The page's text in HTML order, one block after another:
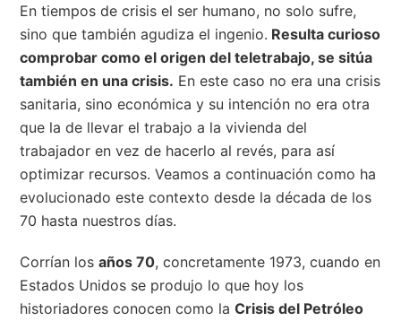
En tiempos de crisis el ser humano, no solo sufre,
sino que también agudiza el ingenio. Resulta curioso
comprobar como el origen del teletrabajo, se sitúa
también en una crisis. En este caso no era una crisis
sanitaria, sino económica y su intención no era otra
que la de llevar el trabajo a la vivienda del
trabajador en vez de hacerlo al revés, para así
optimizar recursos. Veamos a continuación como ha
evolucionado este contexto desde la década de los
70 hasta nuestros días.
Corrían losaños 70, concretamente 1973, cuando en
Estados Unidos se produjo lo que hoy los
historiadores conocen como laCrisis del Petróleo